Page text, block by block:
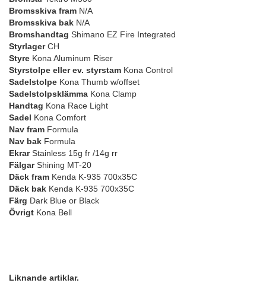
Bromsskiva fram N/A
Bromsskiva bak N/A
Bromshandtag Shimano EZ Fire Integrated
StyrlagerCH
Styre Kona Aluminum Riser
Styrstolpe eller ev. styrstam Kona Control
Sadelstolpe Kona Thumb w/offset
Sadelstolpsklämma Kona Clamp
Handtag Kona Race Light
Sadel Kona Comfort
Nav fram Formula
Nav bak Formula
EkrarStainless 15g fr /14g rr
FälgarShining MT-20
Däck fram Kenda K-935 700x35C
Däck bak Kenda K-935 700x35C
Färg Dark Blue or Black
Övrigt Kona Bell
Liknande artiklar.